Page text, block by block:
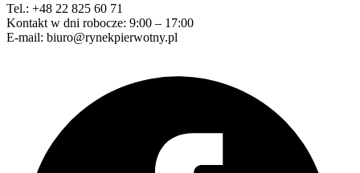
Tel.: +48 22 825 60 71
Kontakt w dni robocze: 9:00 – 17:00
E-mail: biuro@rynekpierwotny.pl